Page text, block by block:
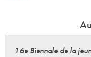
16e Biennale de la